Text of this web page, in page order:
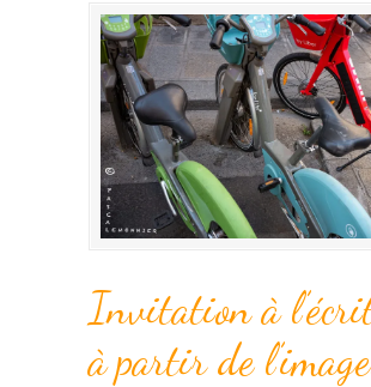
Invitation à
à partir de